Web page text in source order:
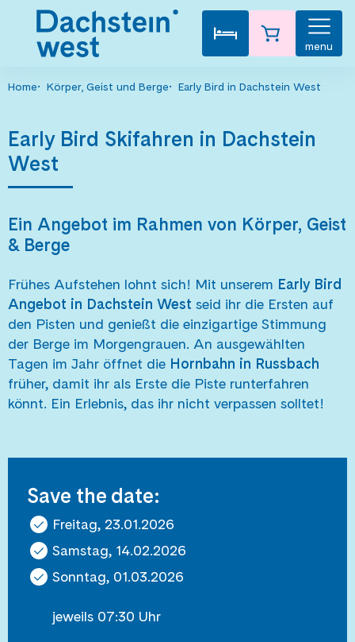
menu
Home Körper, Geist und Berge Early Bird in Dachstein West
Early Bird Skifahren in Dachstein
West
Ein Angebot im Rahmen von Körper, Geist
& Berge
Frühes Aufstehen lohnt sich! Mit unserem Early Bird
Angebot in Dachstein West seid ihr die Ersten auf
den Pisten und genießt die einzigartige Stimmung
der Berge im Morgengrauen. An ausgewählten
Tagen im Jahr öffnet die Hornbahn in Russbach
früher, damit ihr als Erste die Piste runterfahren
könnt. Ein Erlebnis, das ihr nicht verpassen solltet!
Save the date:
Freitag, 23.01.2026
Samstag, 14.02.2026
Sonntag, 01.03.2026
jeweils 07:30 Uhr